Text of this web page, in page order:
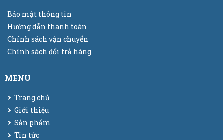
Bảo mật thông tin
Hướng dẫn thanh toán
Chính sách vận chuyển
Chính sách đổi trả hàng
MENU
Trang chủ
Giới thiệu
Sản phẩm
Tin tức